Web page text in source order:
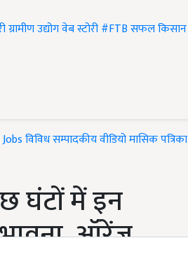
ग्रामीण उद्योगवेब स्टोरी#FTBसफल किसान
Jobsविविधसम्पादकीयवीडियोमासिक पत्रिका
घंटों में इन
ऑरेंज